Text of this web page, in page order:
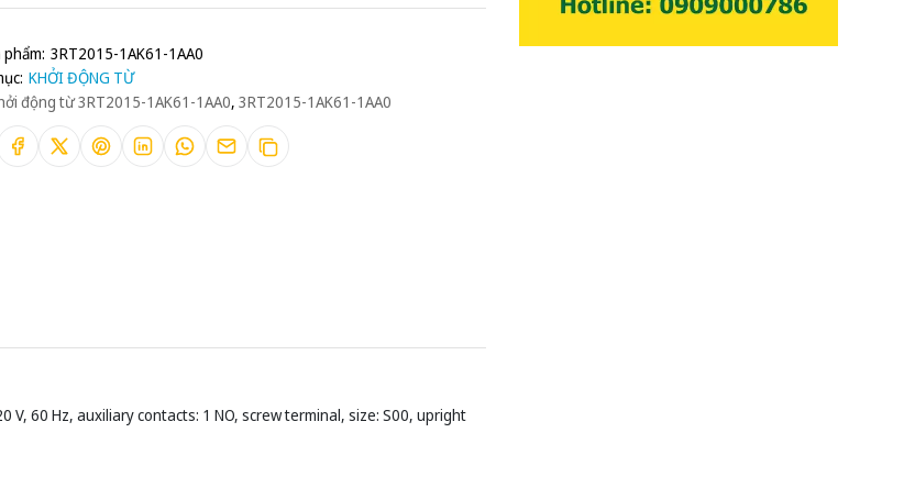
3RT2015-1AK61-1AA0
KHỞI ĐỘNG TỪ
động từ 3RT2015-1AK61-1AA0, 3RT2015-1AK61-1AA0
V, 60 Hz, auxiliary contacts: 1 NO, screw terminal, size: S00, upright